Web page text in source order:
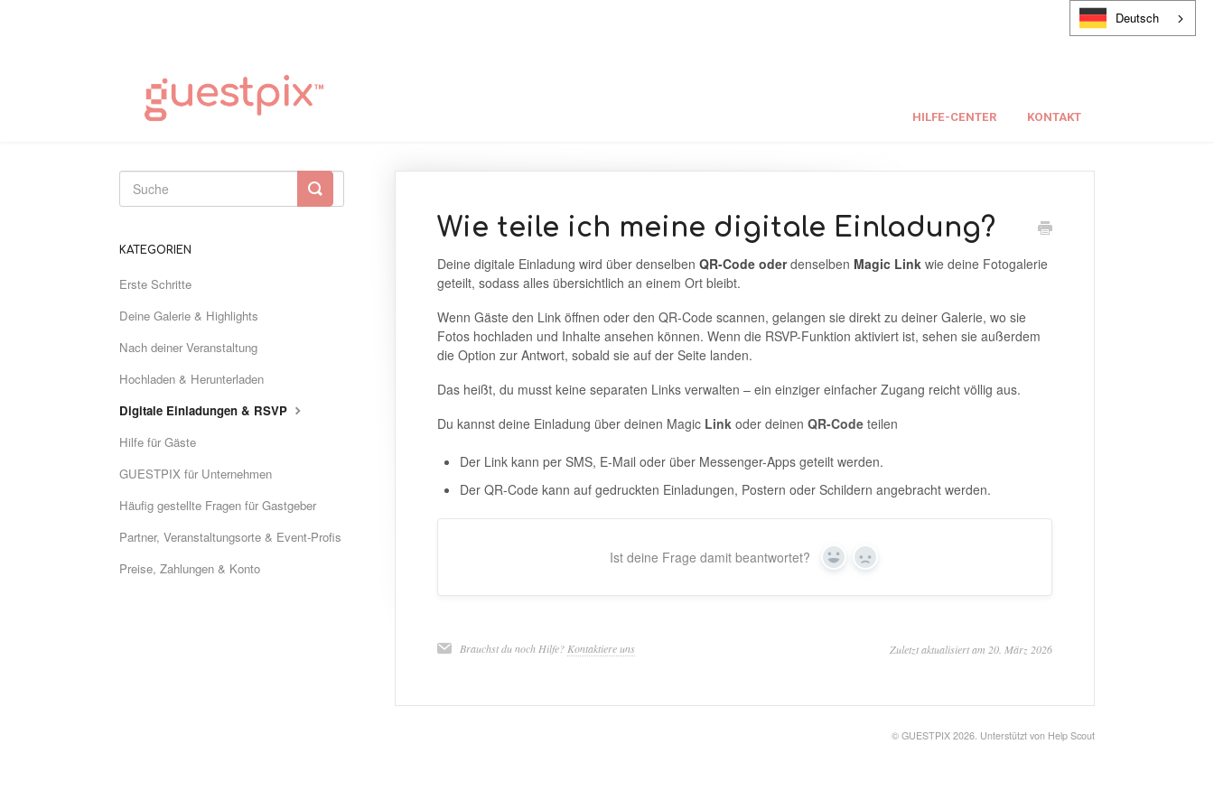
Deutsch
HILFE-CENTER KONTAKT
Wie teile ich meine digitale Einladung?
Deine digitale Einladung wird über denselben QR-Code oderdenselben Magic Linkwie deine Fotogalerie
geteilt, sodass alles übersichtlich an einem Ort bleibt.
Wenn Gäste den Link öffnen oder den QR-Code scannen, gelangen sie direkt zu deiner Galerie, wo sie
Fotos hochladen und Inhalte ansehen können. Wenn die RSVP-Funktion aktiviert ist, sehen sie außerdem
die Option zur Antwort, sobald sie auf der Seite landen.
Das heißt, du musst keine separaten Links verwalten – ein einziger einfacher Zugang reicht völlig aus.
Du kannst deine Einladung über deinen MagicLinkoder deinen QR-Codeteilen
Der Link kann per SMS, E-Mail oder über Messenger-Apps geteilt werden.
Der QR-Code kann auf gedruckten Einladungen, Postern oder Schildern angebracht werden.
Ist deine Frage damit beantwortet? Ja Nein
Brauchst du noch Hilfe? Kontaktiere uns Zuletzt aktualisiert am 20. März 2026
Suche
umschalten
KATEGORIEN
Erste Schritte
Deine Galerie & Highlights
Nach deiner Veranstaltung
Hochladen & Herunterladen
Digitale Einladungen & RSVP
Hilfe für Gäste
GUESTPIX für Unternehmen
Häufig gestellte Fragen für Gastgeber
Partner, Veranstaltungsorte & Event-Profis
Preise, Zahlungen & Konto
© GUESTPIX 2026. Unterstützt von Help Scout